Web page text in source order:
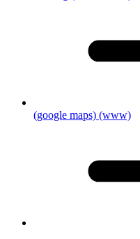
(google maps) (www)